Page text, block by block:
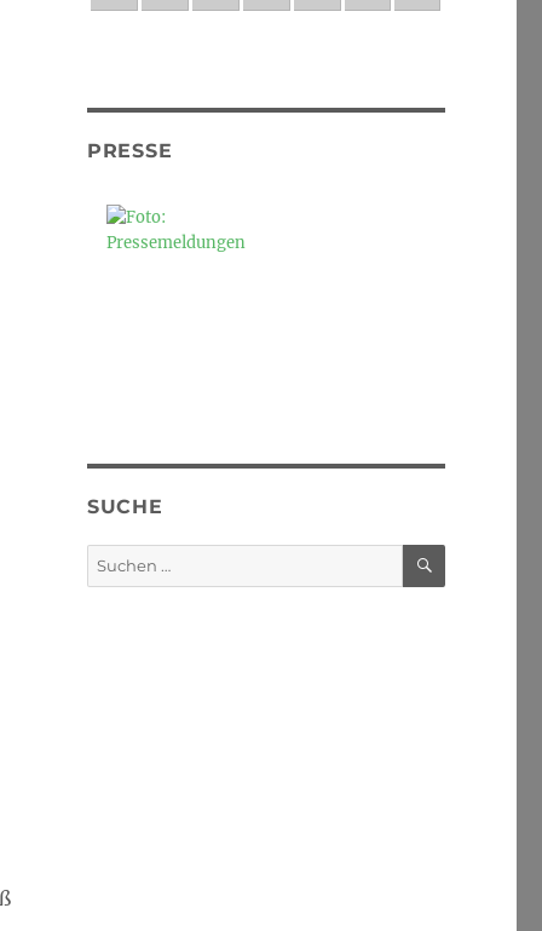
PRESSE
SUCHE
Suchen
nach:
SUCHEN